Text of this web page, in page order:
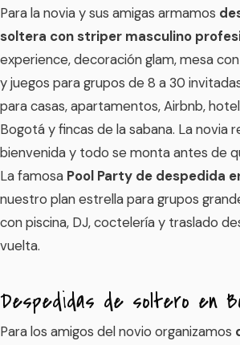
Para la novia y sus amigas armamos
soltera con striper masculino
experience, decoración glam, mesa
y juegos para grupos de 8 a 30
para casas, apartamentos, Airbnb,
Bogotá y fincas de la sabana. La novia
bienvenida y todo se monta antes de
La famosa Pool Party de despedida
nuestro plan estrella para grupos
con piscina, DJ, coctelería y traslado
vuelta.
Despedidas de soltero en
Para los amigos del novio organizamos